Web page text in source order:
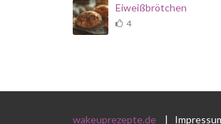
Eiweißbrötchen
4
wakeuprezepte.de |